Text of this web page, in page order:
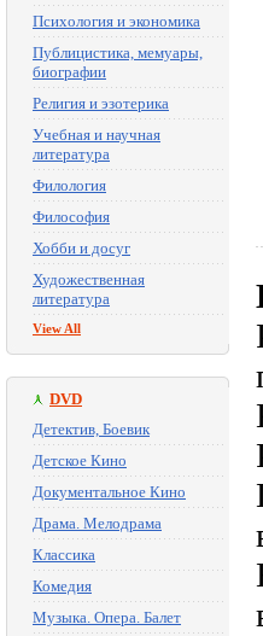
Психология и экономика
Публицистика, мемуары,
биографии
Религия и эзотерика
Учебная и научная
литература
Филология
Философия
Хобби и досуг
Художественная
литература
View All
DVD
Детектив, Боевик
Детское Кино
Документальное Кино
Драма. Мелодрама
Классика
Комедия
Музыка. Опера. Балет